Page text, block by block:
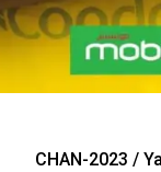
CHAN-2023 /